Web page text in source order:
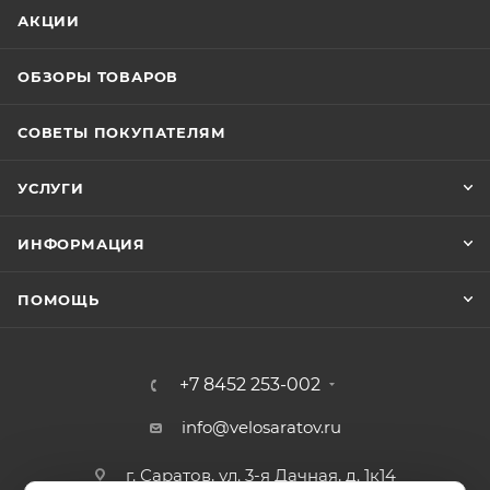
АКЦИИ
ОБЗОРЫ ТОВАРОВ
СОВЕТЫ ПОКУПАТЕЛЯМ
УСЛУГИ
ИНФОРМАЦИЯ
ПОМОЩЬ
+7 8452 253-002
info@velosaratov.ru
г. Саратов, ул. 3-я Дачная, д. 1к14